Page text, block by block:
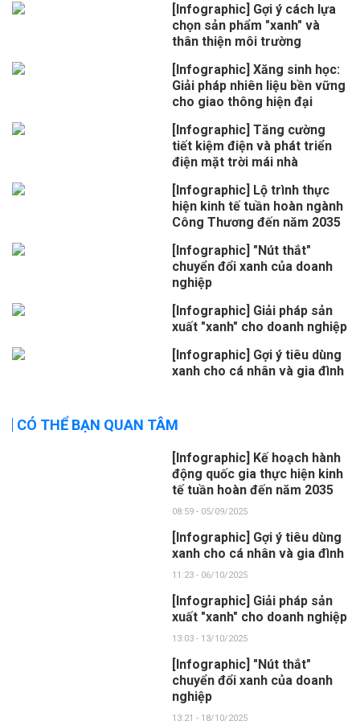
[Infographic] Gợi ý cách lựa
chọn sản phẩm "xanh" và
thân thiện môi trường
[Infographic] Xăng sinh học:
Giải pháp nhiên liệu bền vững
cho giao thông hiện đại
[Infographic] Tăng cường
tiết kiệm điện và phát triển
điện mặt trời mái nhà
[Infographic] Lộ trình thực
hiện kinh tế tuần hoàn ngành
Công Thương đến năm 2035
[Infographic] "Nút thắt"
chuyển đổi xanh của doanh
nghiệp
[Infographic] Giải pháp sản
xuất "xanh" cho doanh nghiệp
[Infographic] Gợi ý tiêu dùng
xanh cho cá nhân và gia đình
CÓ THỂ BẠN QUAN TÂM
[Infographic] Kế hoạch hành
động quốc gia thực hiện kinh
tế tuần hoàn đến năm 2035
08:59 - 05/09/2025
[Infographic] Gợi ý tiêu dùng
xanh cho cá nhân và gia đình
11:23 - 06/10/2025
[Infographic] Giải pháp sản
xuất "xanh" cho doanh nghiệp
13:03 - 13/10/2025
[Infographic] "Nút thắt"
chuyển đổi xanh của doanh
nghiệp
13:21 - 18/10/2025